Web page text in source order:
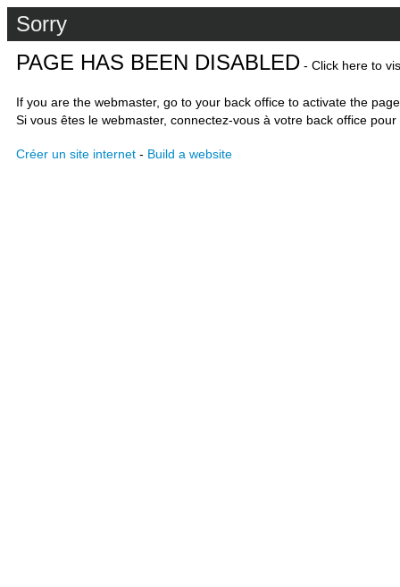
Sorry
PAGE HAS BEEN DISABLED - Click here to
If you are the webmaster, go to your back office to activate the
Si vous êtes le webmaster, connectez-vous à votre back office
Créer un site internet - Build a website